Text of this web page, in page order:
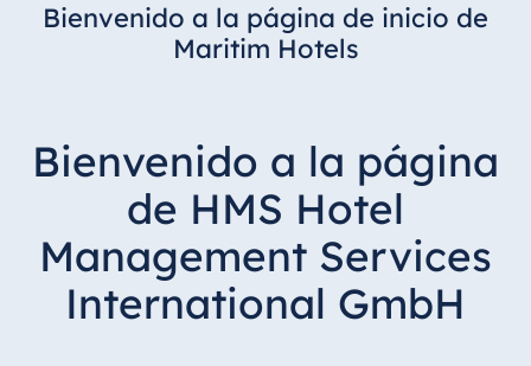
Bienvenido a la página de inicio de
Maritim Hotels
Bienvenido a la página
de HMS Hotel
Management Services
International GmbH